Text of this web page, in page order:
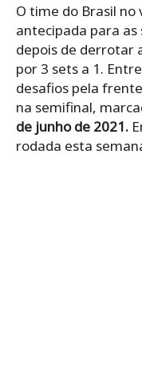
O time do Brasil no
antecipada para as
depois de derrotar
por 3 sets a 1.
desafios pela
na semifinal,
de junho de 2021.
rodada esta